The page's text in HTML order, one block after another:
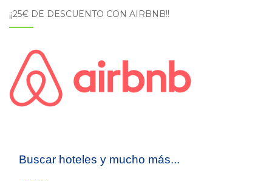
¡¡25€ DE DESCUENTO CON AIRBNB!!
Buscar hoteles y mucho más...